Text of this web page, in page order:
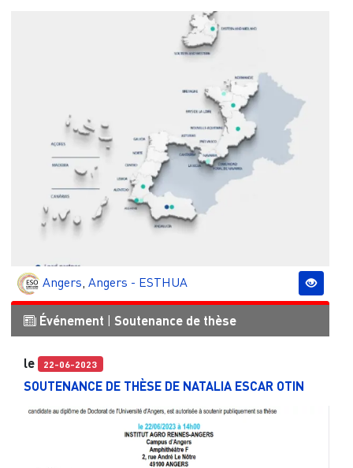
Angers, Angers - ESTHUA
Événement Soutenance de thèse
le 22-06-2023
SOUTENANCE DE THÈSE DE NATALIA ESCAR OTIN